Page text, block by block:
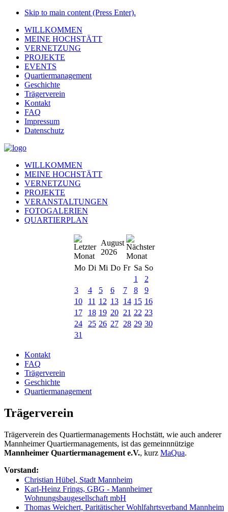
Skip to main content (Press Enter).
WILLKOMMEN
MEINE HOCHSTÄTT
VERNETZUNG
PROJEKTE
EVENTS
Quartiermanagement
Geschichte
Trägerverein
Kontakt
FAQ
Impressum
Datenschutz
WILLKOMMEN
MEINE HOCHSTÄTT
VERNETZUNG
PROJEKTE
VERANSTALTUNGEN
FOTOGALERIEN
QUARTIERPLAN
August
2026
Mo Di Mi Do Fr Sa So
1
2
3
4 5 6 7 8
9
10
11 12 13 14 15 16
17
18 19 20 21 22 23
24
25 26 27 28 29 30
31
Kontakt
FAQ
Trägerverein
Geschichte
Quartiermanagement
Trägerverein
Trägerverein des Quartiermanagements Hochstätt, wie auch anderer
Mannheimer Quartiermanagements, ist das gemeinnnützige
Mannheimer Quartiermanagement e.V., kurz MaQua.
Vorstand:
Christian Hübel, Stadt Mannheim
Karl-Heinz Frings, GBG - Mannheimer
Wohnungsbaugesellschaft mbH
Thomas Weichert, Paritätischer Wohlfahrtsverband Mannheim